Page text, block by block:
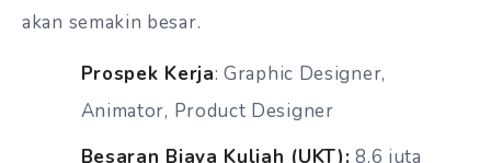
akan semakin besar.
Prospek Kerja: Graphic Designer,
Animator, Product Designer
Besaran Biaya Kuliah (UKT): 8,6 juta